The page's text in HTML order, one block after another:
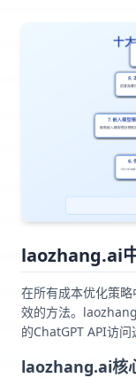
laozhang.ai
在所有成本优化策
效的方法。
的ChatGPT API访问
laozhang.ai核